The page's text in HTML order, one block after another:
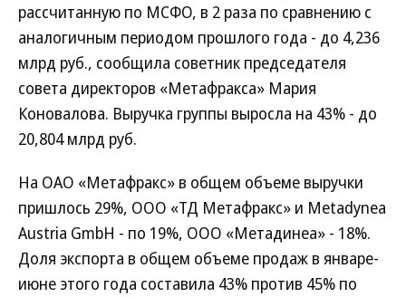
рассчитанную по МСФО, в 2 раза по сравнению с
аналогичным периодом прошлого года - до 4,236
млрд руб., сообщила советник председателя
совета директоров «Метафракса» Мария
Коновалова. Выручка группы выросла на 43% - до
20,804 млрд руб.
На ОАО «Метафракс» в общем объеме выручки
пришлось 29%, ООО «ТД Метафракс» и Metadynea
Austria GmbH - по 19%, ООО «Метадинеа» - 18%.
Доля экспорта в общем объеме продаж в январе-
июне этого года составила 43% против 45% по